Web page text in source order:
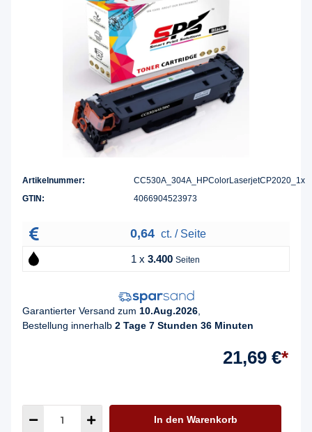
Artikelnummer:
CC530A_304A_HPColorLaserjetCP2020_1x
GTIN:
4066904523973
0,64 ct. / Seite
1 x 3.400 Seiten
Garantierter Versand zum 10.Aug.2026
Bestellung innerhalb 2 Tage 7 Stunden 36 Minuten
21,69 €*
In den Warenkorb